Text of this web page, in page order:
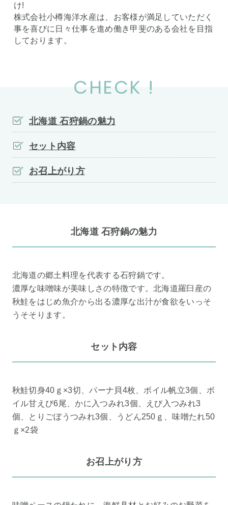
け!
株式会社小樽海洋水産は、お客様が満足していただく
事を喜びに日々仕事を進め働き甲斐のある会社を目指
しております。
CHECK !
北海道 石狩鍋の魅力
セット内容
お召上がり方
北海道 石狩鍋の魅力
北海道の郷土料理を代表する石狩鍋です。
濃厚な味噌味が美味しさの特徴です。北海道羅臼産の
秋鮭をはじめ魚介から出る濃厚な出汁が食欲をいっそ
うそそります。
セット内容
秋鮭切身40ｇ×3切、パーナ貝4枚、ボイル帆立3個、ボ
イル甘えび6尾、かに入つみれ3個、えび入つみれ3
個、とりごぼうつみれ3個、うどん250ｇ、味噌たれ50
ｇ×2袋
お召上がり方